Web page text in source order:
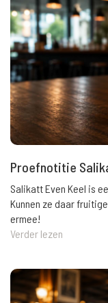
Proefnotitie
Salikatt Even Keel is
Kunnen ze daar
ermee!
Verder lezen